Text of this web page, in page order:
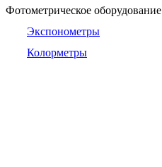
Фотометрическое оборудование
Экспонометры
Колорметры